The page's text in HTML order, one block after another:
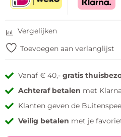
Vergelijken
Toevoegen aan verlanglijst
Vanaf € 40,-gratis
Achteraf betalen met
Klanten geven de
Veilig betalen met je